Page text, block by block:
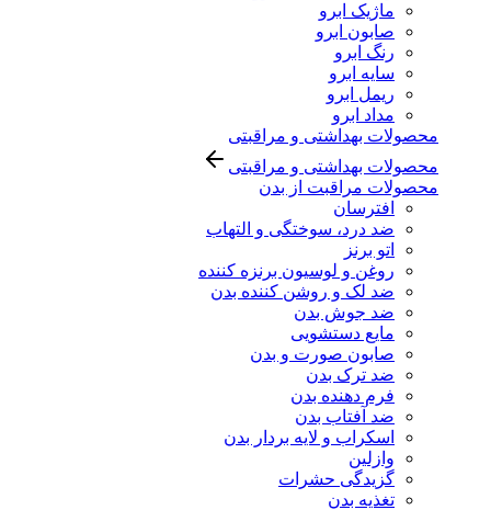
ماژیک ابرو
صابون ابرو
رنگ ابرو
سایه ابرو
ریمل ابرو
مداد ابرو
محصولات بهداشتی و مراقبتی
محصولات بهداشتی و مراقبتی
محصولات مراقبت از بدن
افترسان
ضد درد، سوختگی و التهاب
اتو برنز
روغن و لوسیون برنزه کننده
ضد لک و روشن کننده بدن
ضد جوش بدن
مایع دستشویی
صابون صورت و بدن
ضد ترک بدن
فرم دهنده بدن
ضد آفتاب بدن
اسکراب و لایه بردار بدن
وازلین
گزیدگی حشرات
تغذیه بدن